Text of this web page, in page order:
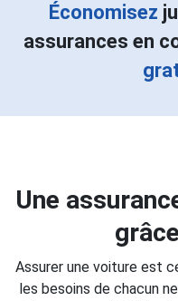
Économisez
assurances en
Une
Assurer une voiture est
les besoins de chacun